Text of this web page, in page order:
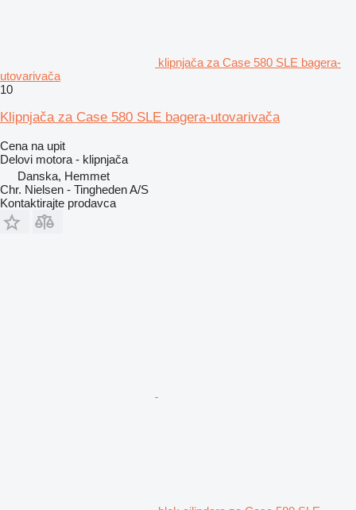
klipnjača za Case 580 SLE bagerа-
utovarivačа
10
Klipnjača za Case 580 SLE bagera-utovarivača
Cena na upit
Delovi motora - klipnjača
Danska, Hemmet
Chr. Nielsen - Tingheden A/S
Kontaktirajte prodavca